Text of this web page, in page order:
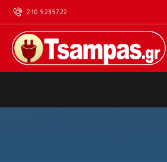
210 5235722